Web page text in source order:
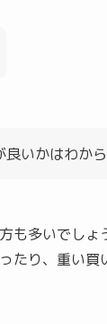
いかはわから
も多いでし
たり、重い